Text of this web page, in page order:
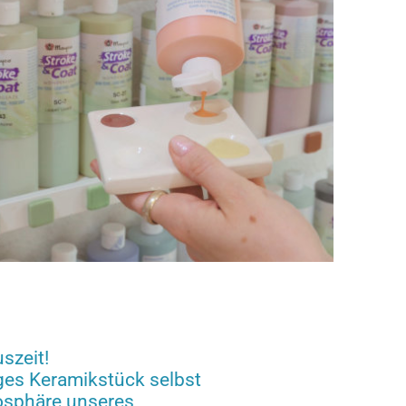
Keramikstück selbst
unseres